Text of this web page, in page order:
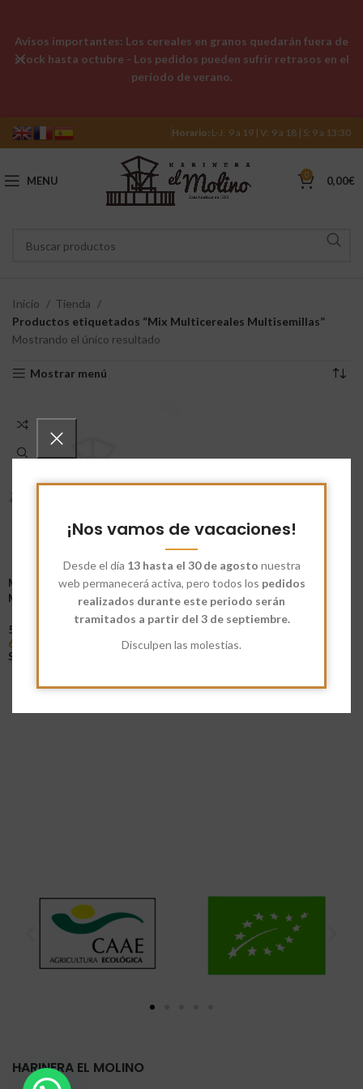
¡Nos vamos de vacaciones!
Desde el día 13 hasta el 30 de agosto nuestra
web permanecerá activa, pero todos los pedidos
realizados durante este periodo serán
tramitados a partir del 3 de septiembre.
Disculpen las molestias.
Horario: L-J: 9 a 19 | V: 9 a 18 | S: 9 a 13:30
MENU 0 0,00€
Inicio
Tienda
Productos etiquetados “Mix Multicereales Multisemillas”
Mostrando el único resultado
Mostrar menú
Mix Ecológico de
Multicereales Multisemillas
5
6,80
Seleccionar Opciones
HARINERA EL MOLINO
Avisos importantes: Los cereales en granos quedarán fuera de
stock hasta octubre - Los pedidos pueden sufrir retrasos en el
período de verano.